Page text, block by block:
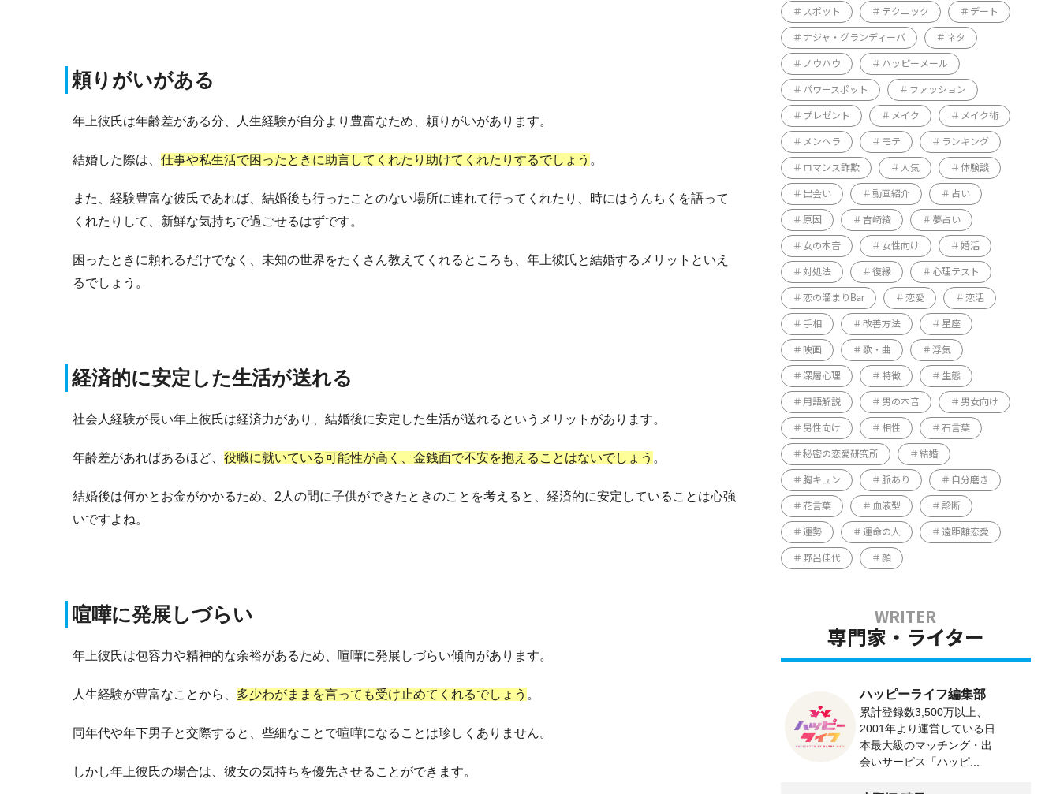
頼りがいがある
年上彼氏は年齢差がある分、人生経験が自分より豊富なため、頼りがいがあります。
結婚した際は、 仕事や私生活で困ったときに助言してくれたり助けてくれたりするでしょう 。
また、経験豊富な彼氏であれば、結婚後も行ったことのない場所に連れて行ってくれたり、時にはうんちくを語って
くれたりして、新鮮な気持ちで過ごせるはずです。
困ったときに頼れるだけでなく、未知の世界をたくさん教えてくれるところも、年上彼氏と結婚するメリットといえ
るでしょう。
経済的に安定した生活が送れる
社会人経験が長い年上彼氏は経済力があり、結婚後に安定した生活が送れるというメリットがあります。
年齢差があればあるほど、 役職に就いている可能性が高く、金銭面で不安を抱えることはないでしょう 。
結婚後は何かとお金がかかるため、2人の間に子供ができたときのことを考えると、経済的に安定していることは心強
いですよね。
喧嘩に発展しづらい
年上彼氏は包容力や精神的な余裕があるため、喧嘩に発展しづらい傾向があります。
人生経験が豊富なことから、 多少わがままを言っても受け止めてくれるでしょう 。
同年代や年下男子と交際すると、些細なことで喧嘩になることは珍しくありません。
しかし年上彼氏の場合は、彼女の気持ちを優先させることができます。
スポット テクニック デート
ナジャ・グランディーバ ネタ
ノウハウ ハッピーメール
パワースポット ファッション
プレゼント メイク メイク術
メンヘラ モテ ランキング
ロマンス詐欺 人気 体験談
出会い 動画紹介 占い
原因 吉崎綾 夢占い
女の本音 女性向け 婚活
対処法 復縁 心理テスト
恋の溜まりBar 恋愛 恋活
手相 改善方法 星座
映画 歌・曲 浮気
深層心理 特徴 生態
用語解説 男の本音 男女向け
男性向け 相性 石言葉
秘密の恋愛研究所 結婚
胸キュン 脈あり 自分磨き
花言葉 血液型 診断
運勢 運命の人 遠距離恋愛
野呂佳代 顔
専門家・ライター
ハッピーライフ編集部
累計登録数3,500万以上、
2001年より運営している日
本最大級のマッチング・出
会いサービス「ハッピ...